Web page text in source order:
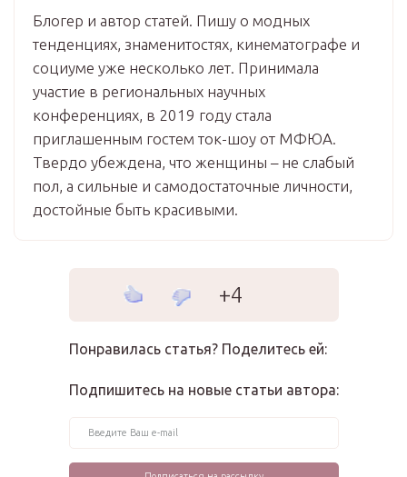
Блогер и автор статей. Пишу о модных
тенденциях, знаменитостях, кинематографе и
социуме уже несколько лет. Принимала
участие в региональных научных
конференциях, в 2019 году стала
приглашенным гостем ток-шоу от МФЮА.
Твердо убеждена, что женщины – не слабый
пол, а сильные и самодостаточные личности,
достойные быть красивыми.
+4
Понравилась статья? Поделитесь ей:
Подпишитесь на новые статьи автора: